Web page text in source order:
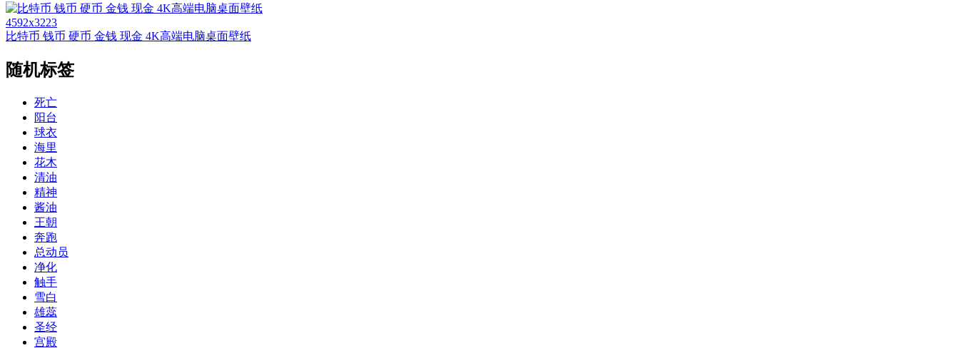
4592x3223
比特币 钱币 硬币 金钱 现金 4K高端电脑桌面壁纸
随机标签
死亡
阳台
球衣
海里
花木
清油
精神
酱油
王朝
奔跑
总动员
净化
触手
雪白
雄蕊
圣经
宫殿